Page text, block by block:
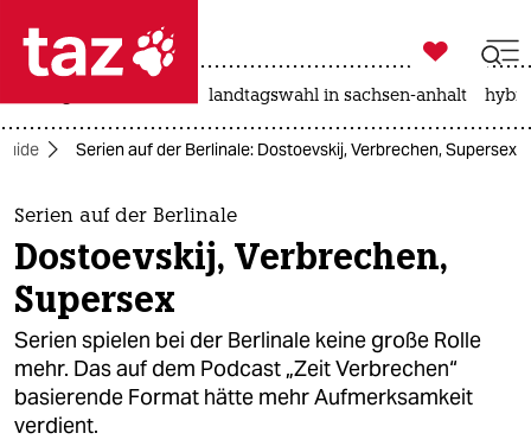
 taz zahl ich
taz zahl ich
themen
politik
öko
gesellschaft
kultur

taz zahl ich
landtagswahl in sachsen-anhalt
Serien auf der Berlinale: Dostoevskij, Verbrechen, Supersex
Serien auf der Berlinale
Dostoevskij, Verbrechen,
Supersex
Serien spielen bei der Berlinale keine große Rolle
mehr. Das auf dem Podcast „Zeit Verbrechen“
basierende Format hätte mehr Aufmerksamkeit
verdient.